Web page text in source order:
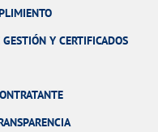
Y CERTIFICADOS